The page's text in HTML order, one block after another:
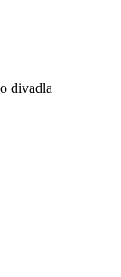
divadla